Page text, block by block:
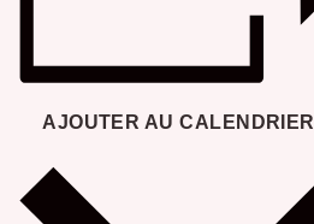
AJOUTER AU CALENDRIER